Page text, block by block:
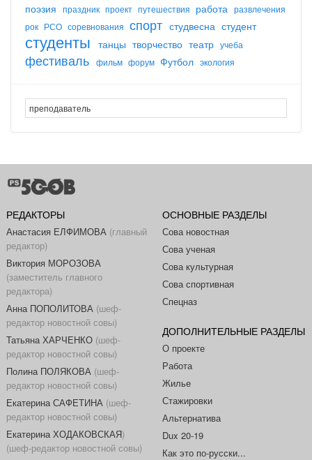
поэзия праздник проект путешествия работа развлечения
рок РСО соревнования спорт студвесна студент
студенты танцы творчество театр учеба
фестиваль фильм форум Футбол экология
РЕДАКТОРЫ
Анастасия ЕЛФИМОВА (главный
редактор)
Виктория МОРОЗОВА
(заместитель главного
редактора)
Анна ПОПОЛИТОВА (шеф-
редактор новостной совы)
Татьяна ХАРЧЕНКО(шеф-
редактор новостной совы)
Полина ПОЛЯКОВА (шеф-
редактор новостной совы)
Екатерина САФЕТИНА (шеф-
редактор новостной совы)
Екатерина ХОДАКОВСКАЯ)
(шеф-редактор новостной совы)
ОСНОВНЫЕ РАЗДЕЛЫ
Сова новостная
Сова ученая
Сова культурная
Сова спортивная
Спецназ
ДОПОЛНИТЕЛЬНЫЕ РАЗДЕЛЫ
О проекте
Работа
Жилье
Стажировки
Альтернатива
Dux 20-19
Как это по-русски...